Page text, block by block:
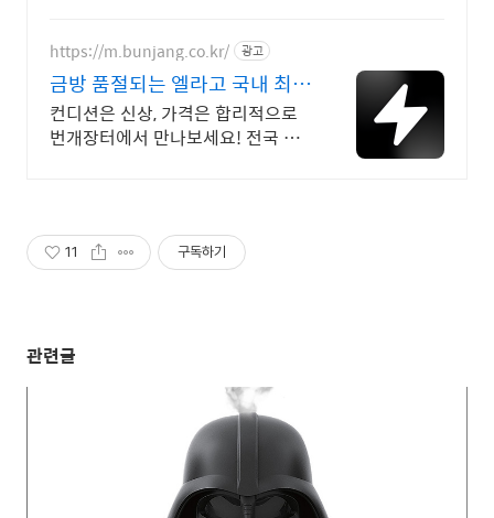
https://m.bunjang.co.kr/ 광고
금방 품절되는 엘라고 국내 최대
브랜드 중고거래
컨디션은 신상, 가격은 합리적으로
번개장터에서 만나보세요! 전국 각
11 구독하기
관련글